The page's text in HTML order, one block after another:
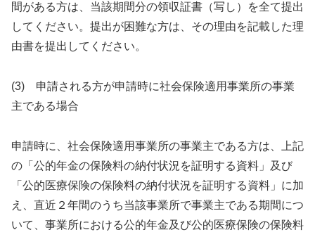
間がある方は、当該期間分の領収証書（写し）を全て提出
してください。提出が困難な方は、その理由を記載した理
由書を提出してください。
(3) 申請される方が申請時に社会保険適用事業所の事業
主である場合
申請時に、社会保険適用事業所の事業主である方は、上記
の「公的年金の保険料の納付状況を証明する資料」及び
「公的医療保険の保険料の納付状況を証明する資料」に加
え、直近２年間のうち当該事業所で事業主である期間につ
いて、事業所における公的年金及び公的医療保険の保険料